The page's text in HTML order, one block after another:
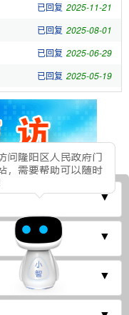
2025-11-21
已回复
2025-08-01
已回复
2025-06-29
已回复
2025-05-19
已回复
▼
▼
▼